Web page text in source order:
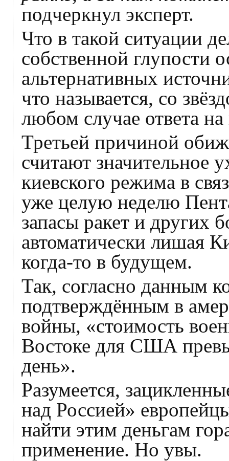
подчеркнул эксперт.
Что в такой ситуации
собственной глупости
альтернативных
что называется, со
любом случае ответа
Третьей причиной
считают значительное
киевского режима в
уже целую неделю
запасы ракет и других
автоматически лишая
когда-то в будущем.
Так, согласно данным
подтверждённым в
войны, «стоимость
Востоке для США
день».
Разумеется,
над Россией»
найти этим деньгам
применение. Но увы.